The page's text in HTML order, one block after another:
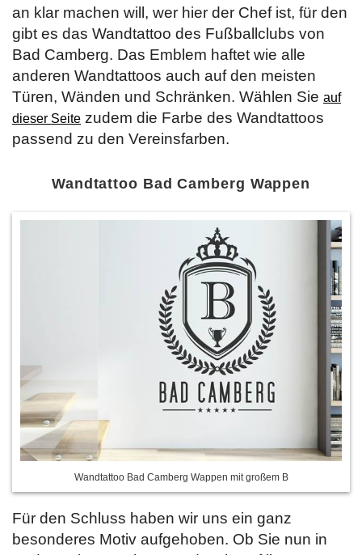
an klar machen will, wer hier der Chef ist, für den
gibt es das Wandtattoo des Fußballclubs von
Bad Camberg. Das Emblem haftet wie alle
anderen Wandtattoos auch auf den meisten
Türen, Wänden und Schränken. Wählen Sie auf
dieser Seite zudem die Farbe des Wandtattoos
passend zu den Vereinsfarben.
Wandtattoo Bad Camberg Wappen
Wandtattoo Bad Camberg Wappen mit großem B
Für den Schluss haben wir uns ein ganz
besonderes Motiv aufgehoben. Ob Sie nun in